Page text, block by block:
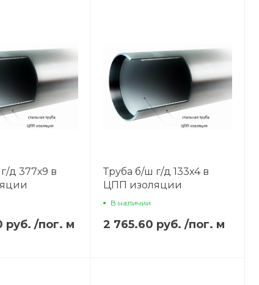
д 377х9 в
руб. /пог. м
Труба б/ш г/д 133х4 в
ЦПП изоляции
В наличии
2 765.60 руб. /пог. м